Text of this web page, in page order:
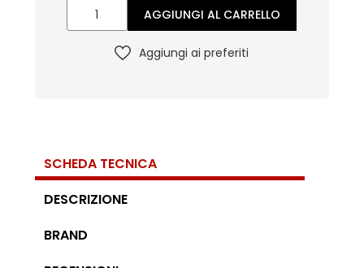
AGGIUNGI AL CARRELLO
Aggiungi ai preferiti
SCHEDA TECNICA
DESCRIZIONE
BRAND